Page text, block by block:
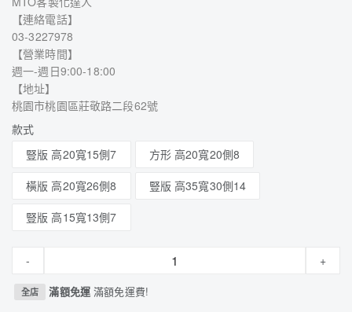
【連絡電話】
03-3227978
【營業時間】
週一-週日9:00-18:00
【地址】
桃園市桃園區莊敬路二段62號
款式
豎版 高20寬15側7
方形 高20寬20側8
橫版 高20寬26側8
豎版 高35寬30側14
豎版 高15寬13側7
- +
全店 滿額免運滿額免運費!